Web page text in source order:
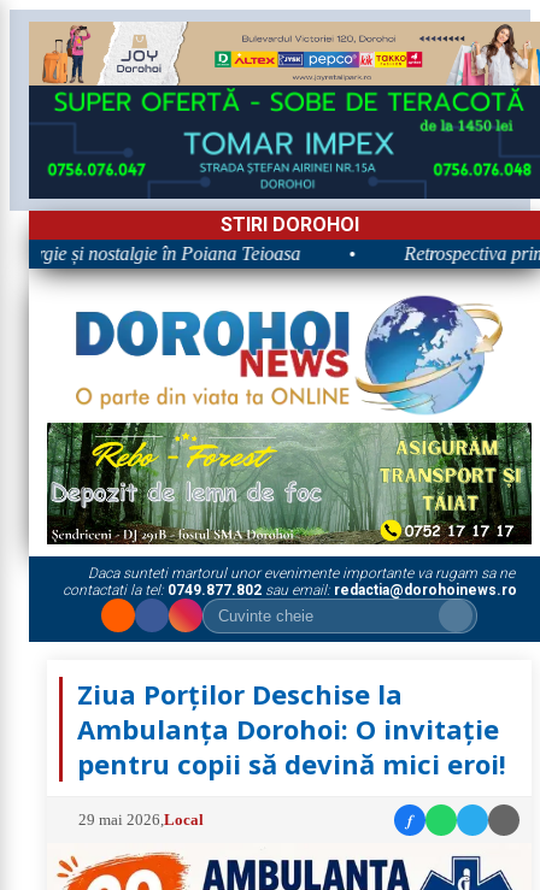
STIRI DOROHOI
și nostalgie în Poiana Teioasa Retrospectiva
Daca sunteti martorul unor evenimente importante va rugam sa ne
contactati la tel: 0749.877.802sau email: redactia@dorohoinews.ro
Ziua Porților Deschise la
Ambulanța Dorohoi: O invitație
pentru copii să devină mici eroi!
29 mai 2026 ,Local f